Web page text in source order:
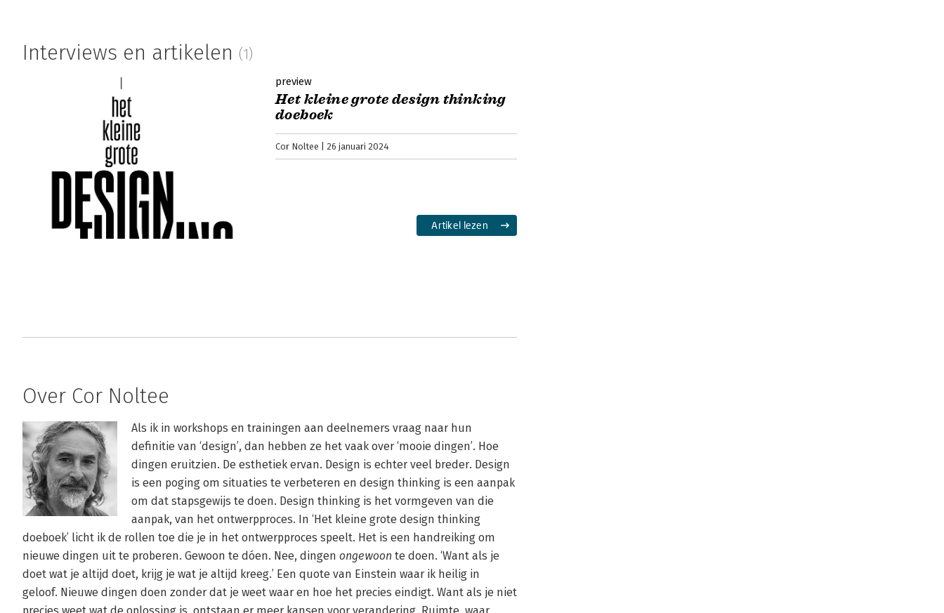
Interviews en artikelen (1)
preview
Het kleine grote design thinking
doeboek
Cor Noltee 26 januari 2024
Artikel lezen
Over Cor Noltee
Als ik in workshops en trainingen aan deelnemers vraag naar hun
definitie van ‘design’, dan hebben ze het vaak over ‘mooie dingen’. Hoe
dingen eruitzien. De esthetiek ervan. Design is echter veel breder. Design
is een poging om situaties te verbeteren en design thinking is een aanpak
om dat stapsgewijs te doen. Design thinking is het vormgeven van die
aanpak, van het ontwerpproces. In ‘Het kleine grote design thinking
doeboek’ licht ik de rollen toe die je in het ontwerpproces speelt. Het is een handreiking om
nieuwe dingen uit te proberen. Gewoon te dóen. Nee, dingen ongewoon te doen. ‘Want als je
doet wat je altijd doet, krijg je wat je altijd kreeg.’ Een quote van Einstein waar ik heilig in
geloof. Nieuwe dingen doen zonder dat je weet waar en hoe het precies eindigt. Want als je niet